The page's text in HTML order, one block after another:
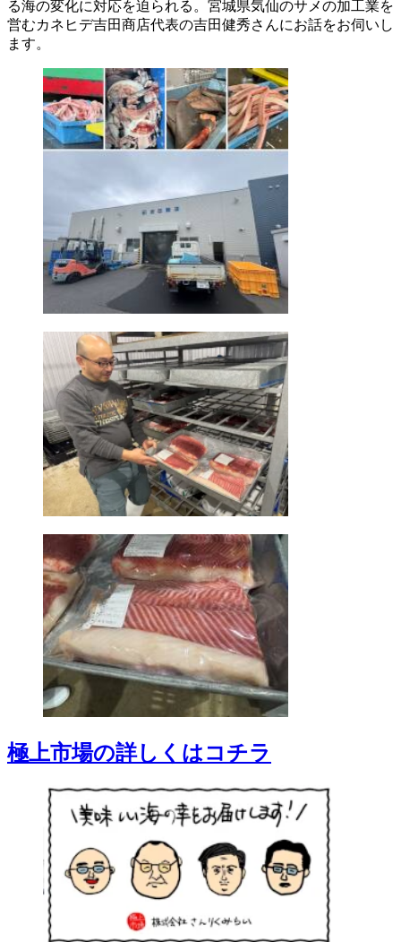
る海の変化に対応を迫られる。宮城県気仙のサメの加工業を
営むカネヒデ吉田商店代表の吉田健秀さんにお話をお伺いし
ます。
極上市場の詳しくはコチラ